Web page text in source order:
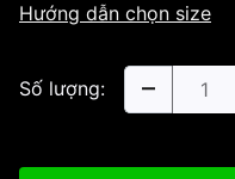
Hướng dẫn chọn size
Số lượng: